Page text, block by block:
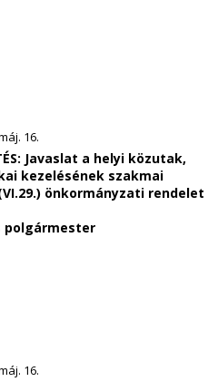
16.
Javaslat a helyi közutak,
kezelésének szakmai
önkormányzati rendelet
polgármester
16.